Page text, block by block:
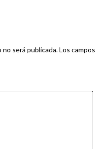
será publicada.Los campos